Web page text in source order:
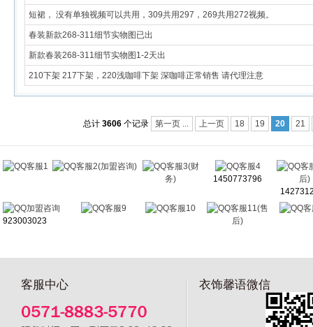
短裙， 没有单独视频可以共用，309共用297，269共用272视频。
春装新款268-311细节实物图已出
新款春装268-311细节实物图1-2天出
210下架 217下架，220浅咖啡下架 深咖啡正常销售 请代理注意
总计 3606 个记录 第一页 ... 上一页 18 19 20 21
客服1 客服2(加盟咨询)
客服3(财
务)
客服4
1450773796
客
后)
加盟咨询
923003023
客服9 客服10
客服11(售
后)
客服中心 衣饰馨语微信